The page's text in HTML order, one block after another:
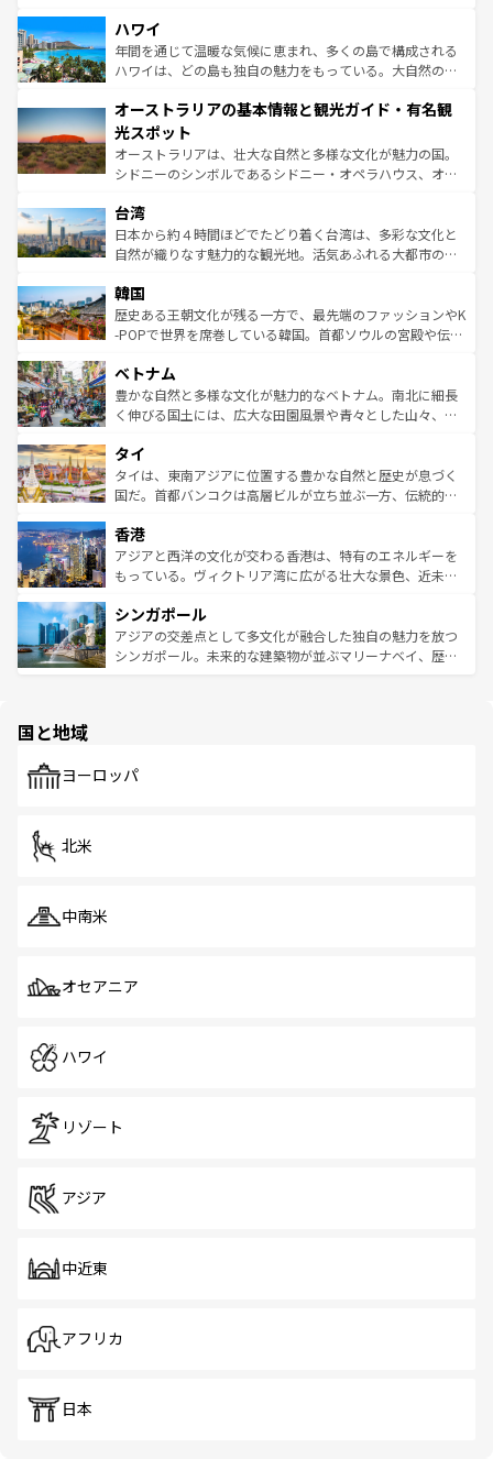
着のスイス情報は
のような巨大都市は、観光、ショッピング、エンターテイ
ンメントが詰まった刺激的なスポットだ。一方、アメリカ
西部には大自然が広がり、グランドキャニオンやイエロー
部のニューオーリンズでは、音楽と美食が融合した独特の
文化が魅力。旅行者はアメリカの各地域で異なる魅力を楽
しみながら、その多様性と豊かな歴史を感じることができ
るだろう。車でのロードトリップや列車の旅も、アメリカ
情報は
ハワイ
年間を通じて温暖な気候に恵まれ、多くの島で構成される
ハワイは、どの島も独自の魅力をもっている。大自然の神
ワイ島は見逃せない。また、定番の観光地といえばオアフ
島だが、静かな自然を求めるならマウイ島やカウアイ島が
おすすめ。エメラルドグリーンに輝く海をはじめ、豊かな
文化や歴史が息づいている。「アロハスピリット」と呼ば
人々、おいしいローカルフードやハワイアンミュージッ
ク、伝統的なフラダンスなど、すべてがハワイの魅力を彩
っている。訪れるたびに新しい発見と感動が待っているハ
はコンテンツ一覧
オーストラリアの基本情報と観光ガイド・有名観
光スポット
オーストラリアは、壮大な自然と多様な文化が魅力の国。
シドニーのシンボルであるシドニー・オペラハウス、オー
リアリーフや大陸中央部にそびえるウルル（エアーズロッ
ク）、タスマニアの美しい原生林やケアンズの熱帯雨林な
ど、見どころがたくさん。また、カフェやワイン、オージ
いる。アクティビティも充実しており、サーフィンやダイ
ビング、ハイキングなど、アウトドア好きにはたまらな
い。オーストラリアの多彩な魅力を存分に味わいつくそ
参照してほしい。
台湾
日本から約４時間ほどでたどり着く台湾は、多彩な文化と
自然が織りなす魅力的な観光地。活気あふれる大都市の台
ン）、静ひつな山岳地帯である台湾東部など、都市の喧騒
と山間の静けさが共存しており、訪れる人に新しい発見と
驚きをもたらしてくれる。また、奥深い台湾の食文化も魅
容にもいいと評判のスイーツなど、バラエティ豊かな料理
が味わえる。 なお、新着の台湾情報は コンテンツ一覧を参
照してほしい。
韓国
歴史ある王朝文化が残る一方で、最先端のファッションやK
-POPで世界を席巻している韓国。首都ソウルの宮殿や伝統
き、地方に足を延ばせば四季折々の自然美を楽しむことが
できる。そして、キムチや焼肉、絶品のストリートフード
まで、さまざまな韓国料理が待っている。夜には、韓国な
リティに包まれながら、韓国の多彩な魅力を心ゆくまで味
わってみてほしい。 なお、新着の韓国情報はコンテンツ一
覧を参照してほしい。
ベトナム
豊かな自然と多様な文化が魅力的なベトナム。南北に細長
く伸びる国土には、広大な田園風景や青々とした山々、世
急速な発展と共に伝統が息づく。ハノイの古い町並みやホ
ーチミン市のフランス統治時代の建物も、独特の雰囲気を
醸し出している。また、バラエティの豊かさとおいしさで
とつ。フォーやバインミー、ベトナムコーヒーなどは、ぜ
ひ現地で味わいたい。どの地域を訪れてもあたたかい人々
が旅行者を迎えてくれるので、きっと忘れられない旅にな
参照してほしい。
タイ
タイは、東南アジアに位置する豊かな自然と歴史が息づく
国だ。首都バンコクは高層ビルが立ち並ぶ一方、伝統的な
の活気が交差している。北部ではチェンマイなどの山岳地
帯で自然と触れ合い、南部ではプーケットやクラビの美し
いビーチでリゾート気分を楽しむことができる。タイ料理
激する。気候は一年中温暖で、どの季節にも異なる楽しみ
が待っている。親しみやすいタイの人々、仏教を中心とし
た文化、そして多様な観光資源が、訪れる旅人を魅了し続
香港
アジアと西洋の文化が交わる香港は、特有のエネルギーを
もっている。ヴィクトリア湾に広がる壮大な景色、近未来
み、どこを訪れても感動するはず。観光スポットが密集し
ており、効率よく見どころを回れるのも魅力。息をのむよ
うな絶景から文化的な体験まで、香港を存分に楽しみ尽く
シンガポール
アジアの交差点として多文化が融合した独自の魅力を放つ
シンガポール。未来的な建築物が並ぶマリーナベイ、歴史
で、ホーカーズは地元の風情を楽しめる外せないスポット
国と地域
ヨーロッパ
北米
中南米
オセアニア
ハワイ
リゾート
アジア
中近東
アフリカ
日本